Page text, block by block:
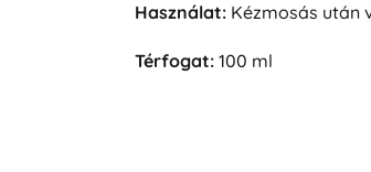
Használat:Kézmosás után
Térfogat:100 ml